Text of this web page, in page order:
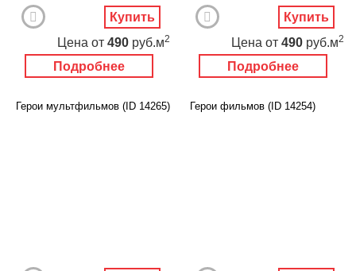
Подробнее
Цена от 490 руб.м2
Купить
Подробнее
Цена от 490 руб.м2
Купить
Герои мультфильмов (ID 14265) Герои фильмов (ID 14254)